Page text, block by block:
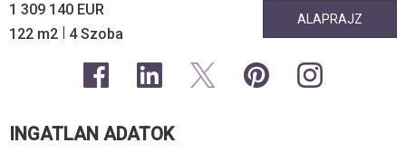
1 309 140 EUR
122 m2 | 4 Szoba
ALAPRAJZ
INGATLAN ADATOK